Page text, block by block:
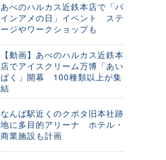
あべのハルカス近鉄本店で「パ
インアメの日」イベント ステ
ージやワークショップも
【動画】あべのハルカス近鉄本
店でアイスクリーム万博「あい
ぱく」開幕 100種類以上が集
結
なんば駅近くのクボタ旧本社跡
地に多目的アリーナ ホテル・
商業施設も計画